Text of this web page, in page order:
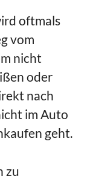
oftmals
vom
nicht
oder
nach
im Auto
geht.
zu